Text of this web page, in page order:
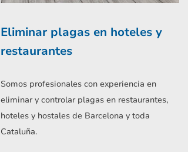
Eliminar plagas en hoteles y
restaurantes
Somos profesionales con experiencia en
eliminar y controlar plagas en restaurantes,
hoteles y hostales de Barcelona y toda
Cataluña.